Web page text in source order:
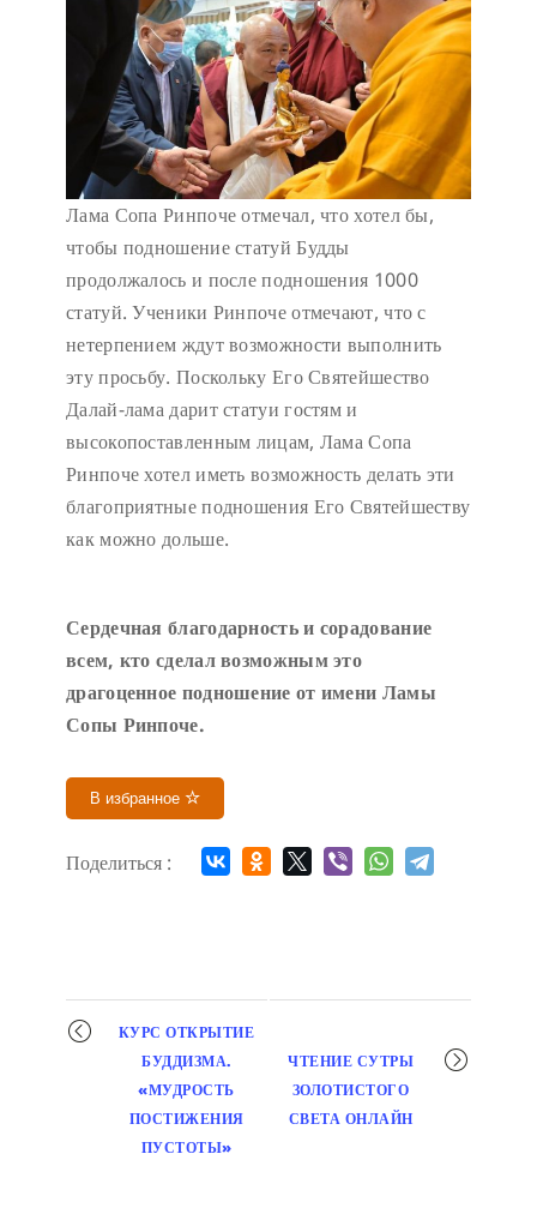
Лама Сопа Ринпоче отмечал, что хотел бы,
чтобы подношение статуй Будды
продолжалось и после подношения 1000
статуй. Ученики Ринпоче отмечают, что с
нетерпением ждут возможности выполнить
эту просьбу. Поскольку Его Святейшество
Далай-лама дарит статуи гостям и
высокопоставленным лицам, Лама Сопа
Ринпоче хотел иметь возможность делать эти
благоприятные подношения Его Святейшеству
как можно дольше.
Сердечная благодарность и сорадование
всем, кто сделал возможным это
драгоценное подношение от имени Ламы
Сопы Ринпоче.
В избранное
Поделиться :
Мероприятие
навигация
КУРС ОТКРЫТИЕ
БУДДИЗМА.
«МУДРОСТЬ
ПОСТИЖЕНИЯ
ПУСТОТЫ»
ЧТЕНИЕ СУТРЫ
ЗОЛОТИСТОГО
СВЕТА ОНЛАЙН